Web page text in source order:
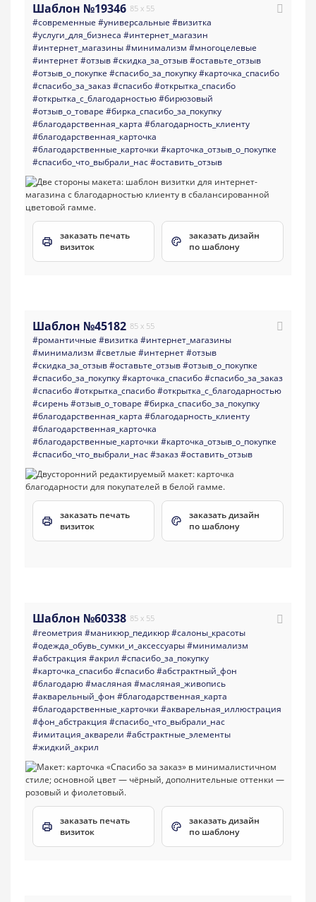
Шаблон №19346 85 x 55
#современные #универсальные #визитка
#услуги_для_бизнеса #интернет_магазин
#интернет_магазины#минимализм #многоцелевые
#интернет#отзыв#скидка_за_отзыв#оставьте_отзыв
#отзыв_о_покупке #спасибо_за_покупку#карточка_спасибо
#спасибо_за_заказ#спасибо#открытка_спасибо
#открытка_с_благодарностью#бирюзовый
#отзыв_о_товаре #бирка_спасибо_за_покупку
#благодарственная_карта #благодарность_клиенту
#благодарственная_карточка
#благодарственные_карточки #карточка_отзыв_о_покупке
#спасибо_что_выбрали_нас#оставить_отзыв
заказать печать
визиток
заказать дизайн
по шаблону
Шаблон №45182 85 x 55
#романтичные #визитка #интернет_магазины
#минимализм #светлые #интернет#отзыв
#скидка_за_отзыв#оставьте_отзыв#отзыв_о_покупке
#спасибо_за_покупку#карточка_спасибо#спасибо_за_заказ
#спасибо#открытка_спасибо#открытка_с_благодарностью
#сирень#отзыв_о_товаре #бирка_спасибо_за_покупку
#благодарственная_карта #благодарность_клиенту
#благодарственная_карточка
#благодарственные_карточки #карточка_отзыв_о_покупке
#спасибо_что_выбрали_нас#заказ#оставить_отзыв
заказать печать
визиток
заказать дизайн
по шаблону
Шаблон №60338 85 x 55
#геометрия #маникюр_педикюр#салоны_красоты
#одежда_обувь_сумки_и_аксессуары#минимализм
#абстракция #акрил #спасибо_за_покупку
#карточка_спасибо#спасибо#абстрактный_фон
#благодарю#масляная #масляная_живопись
#акварельный_фон #благодарственная_карта
#благодарственные_карточки #акварельная_иллюстрация
#фон_абстракция #спасибо_что_выбрали_нас
#имитация_акварели #абстрактные_элементы
#жидкий_акрил
заказать печать
визиток
заказать дизайн
по шаблону